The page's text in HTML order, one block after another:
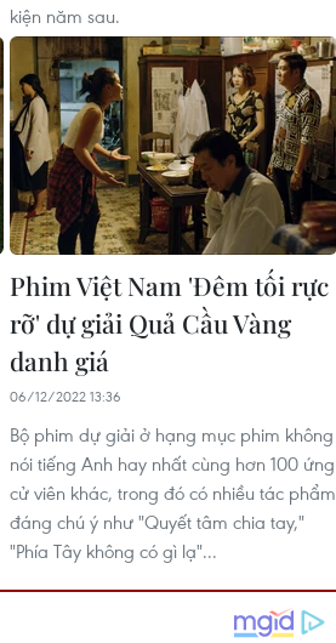
kiện năm sau.
Phim Việt Nam 'Đêm tối rực
rỡ' dự giải Quả Cầu Vàng
danh giá
06/12/2022 13:36
Bộ phim dự giải ở hạng mục phim không
nói tiếng Anh hay nhất cùng hơn 100 ứng
cử viên khác, trong đó có nhiều tác phẩm
đáng chú ý như "Quyết tâm chia tay,"
"Phía Tây không có gì lạ"...